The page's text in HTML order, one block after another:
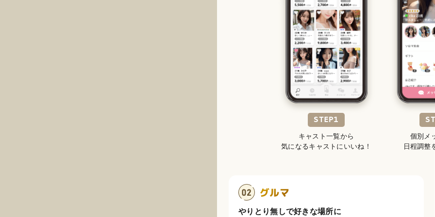
STEP1
キャスト一覧から
気になるキャストにいいね！
個別メ
日程調整
グルマ
やりとり無しで好きな場所に